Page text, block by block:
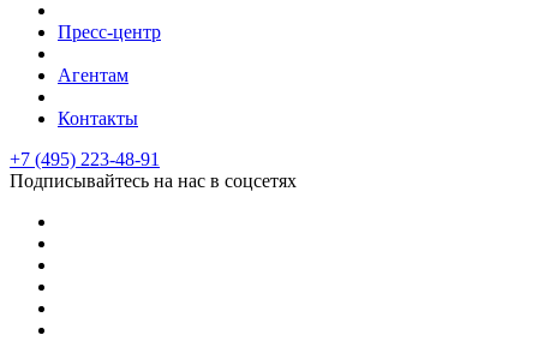
Пресс-центр
Агентам
Контакты
+7 (495) 223-48-91
Подписывайтесь на нас в соцсетях